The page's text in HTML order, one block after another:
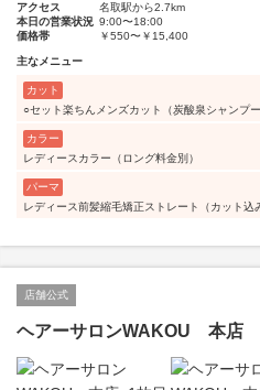
アクセス
名取駅から2.7km
本日の営業状況 9:00〜18:00
価格帯
￥550〜￥15,400
主なメニュー
カット
○セット楽ちんメンズカット（炭酸泉シャンプ
カラー
レディースカラー（ロング料金別）
パーマ
レディース前髪縮毛矯正ストレート（カット込
店舗公式
ヘアーサロンWAKOU 本店